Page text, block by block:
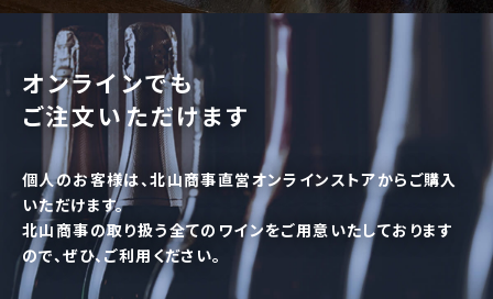
オンラインでも
ご注文いただけます
個人のお客様は、北山商事直営オンラインストアからご購入
いただけます。
北山商事の取り扱う全てのワインをご用意いたしております
ので、ぜひ、ご利用ください。